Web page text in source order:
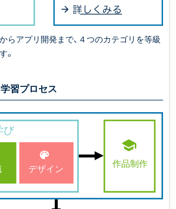
らアプリ開発まで、４つのカテゴリを等級
。
習プロセス